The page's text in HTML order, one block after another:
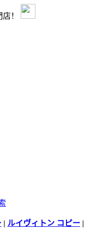
！
| ルイヴィトン コピー |